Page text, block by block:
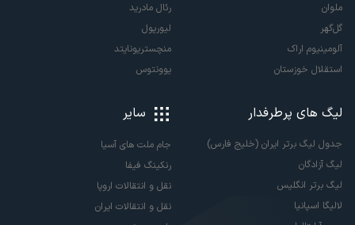
ملوان
گل‌گهر
آلومینیوم اراک
استقلال خوزستان
رئال مادرید
لیورپول
منچستریونایتد
یوونتوس
لیگ های پرطرفدار
جدول لیگ برتر ایران (خلیج فارس)
لیگ آزادگان
لیگ برتر انگلیس
لالیگا اسپانیا
سایر
جام ملت های آسیا
رنکینگ فیفا
نقل و انتقالات اروپا
نقل و انتقالات ایران